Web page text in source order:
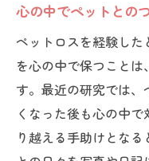
心の中でペットとの
ペットロスを経験した
を心の中で保つこと
す。最近の研究では
くなった後も心の中
り越える手助けとな